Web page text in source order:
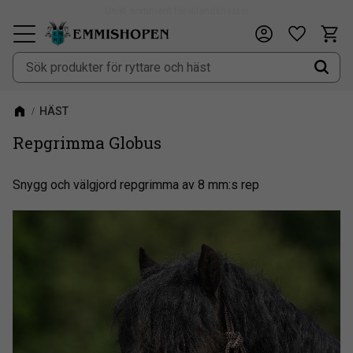
Meny
HÄST
Repgrimma Globus
Snygg och välgjord repgrimma av 8 mm:s rep